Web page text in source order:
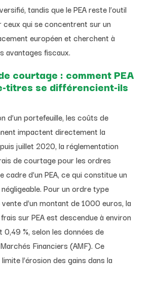
tandis que le PEA reste l’outil
ceux qui se concentrent sur un
européen et cherchent à
avantages fiscaux.
courtage : comment PEA
titres se différencient-ils
d’un portefeuille, les coûts de
impactent directement la
juillet 2020, la réglementation
de courtage pour les ordres
cadre d’un PEA, ce qui constitue un
Pour un ordre type
d’un montant de 1000 euros, la
sur PEA est descendue à environ
%, selon les données de
Financiers (AMF). Ce
l’érosion des gains dans la